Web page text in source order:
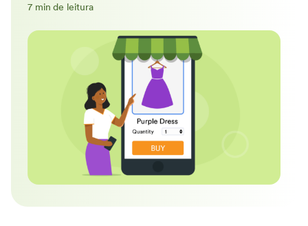
7 min de leitura